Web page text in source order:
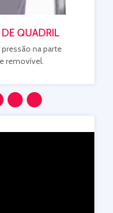
QUADRIL
na parte
removível.